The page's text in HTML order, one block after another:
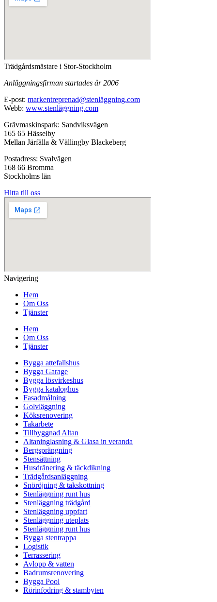
Trädgårdsmästare i Stor-Stockholm
Anläggningsfirman startades år 2006
E-post: markentreprenad@stenläggning.com
Webb: www.stenläggning.com
Grävmaskinspark: Sandviksvägen
165 65 Hässelby
Mellan Järfälla & Vällingby Blackeberg
Postadress: Svalvägen
168 66 Bromma
Stockholms län
Hitta till oss
Navigering
Hem
Om Oss
Tjänster
Hem
Om Oss
Tjänster
Bygga attefallshus
Bygga Garage
Bygga lösvirkeshus
Bygga kataloghus
Fasadmålning
Golvläggning
Köksrenovering
Takarbete
Tillbyggnad Altan
Altaninglasning & Glasa in veranda
Bergsprängning
Stensättning
Husdränering & täckdikning
Trädgårdsanläggning
Snöröjning & takskottning
Stenläggning runt hus
Stenläggning trädgård
Stenläggning uppfart
Stenläggning uteplats
Stenläggning runt hus
Bygga stentrappa
Logistik
Terrassering
Avlopp & vatten
Badrumsrenovering
Bygga Pool
Rörinfodring & stambyten